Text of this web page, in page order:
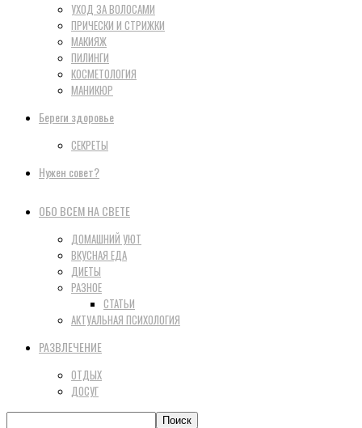
УХОД ЗА ВОЛОСАМИ
ПРИЧЕСКИ И СТРИЖКИ
МАКИЯЖ
ПИЛИНГИ
КОСМЕТОЛОГИЯ
МАНИКЮР
Береги здоровье
СЕКРЕТЫ
Нужен совет?
ОБО ВСЕМ НА СВЕТЕ
ДОМАШНИЙ УЮТ
ВКУСНАЯ ЕДА
ДИЕТЫ
РАЗНОЕ
СТАТЬИ
АКТУАЛЬНАЯ ПСИХОЛОГИЯ
РАЗВЛЕЧЕНИЕ
ОТДЫХ
ДОСУГ